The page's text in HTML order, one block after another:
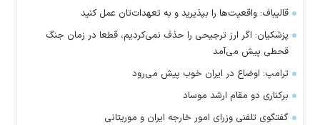
قالیباف: واقعیت‌ها را بپذیرید و به تعهدات‌تان عمل کنید
پزشکیان: اگر ارز ترجیحی را حذف نمی‌کردیم، قطعا در زمان جنگ
قحطی پیش می‌آمد
ترامپ: اوضاع در ایران خوب پیش می‌رود
برکناری دو مقام ارشد موساد
گفتگوی تلفنی وزرای امور خارجه ایران و موریتانی